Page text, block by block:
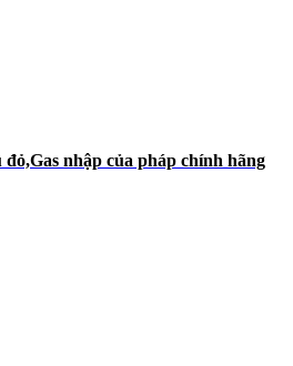
đỏ,Gas nhập của pháp chính hãng